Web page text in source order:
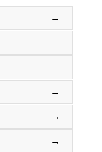
→
→
→
→